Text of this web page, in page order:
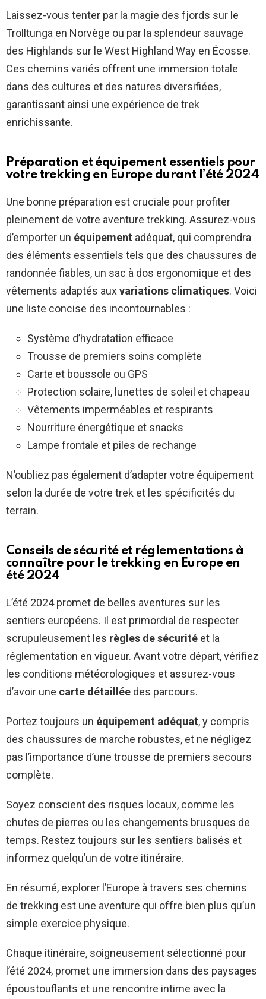
Laissez-vous tenter par la magie des fjords sur le
Trolltunga en Norvège ou par la splendeur sauvage
des Highlands sur le West Highland Way en Écosse.
Ces chemins variés offrent une immersion totale
dans des cultures et des natures diversifiées,
garantissant ainsi une expérience de trek
enrichissante.
Préparation et équipement essentiels pour
votre trekking en Europe durant l’été 2024
Une bonne préparation est cruciale pour profiter
pleinement de votre aventure trekking. Assurez-vous
d’emporter un équipement adéquat, qui comprendra
des éléments essentiels tels que des chaussures de
randonnée fiables, un sac à dos ergonomique et des
vêtements adaptés auxvariations climatiques. Voici
une liste concise des incontournables :
Système d’hydratation efficace
Trousse de premiers soins complète
Carte et boussole ou GPS
Protection solaire, lunettes de soleil et chapeau
Vêtements imperméables et respirants
Nourriture énergétique et snacks
Lampe frontale et piles de rechange
N’oubliez pas également d’adapter votre équipement
selon la durée de votre trek et les spécificités du
terrain.
Conseils de sécurité et réglementations à
connaître pour le trekking en Europe en
été 2024
L’été 2024 promet de belles aventures sur les
sentiers européens. Il est primordial de respecter
scrupuleusement les règles de sécurité et la
réglementation en vigueur. Avant votre départ, vérifiez
les conditions météorologiques et assurez-vous
d’avoir une carte détaillée des parcours.
Portez toujours un équipement adéquat, y compris
des chaussures de marche robustes, et ne négligez
pas l’importance d’une trousse de premiers secours
complète.
Soyez conscient des risques locaux, comme les
chutes de pierres ou les changements brusques de
temps. Restez toujours sur les sentiers balisés et
informez quelqu’un de votre itinéraire.
En résumé, explorer l’Europe à travers ses chemins
de trekking est une aventure qui offre bien plus qu’un
simple exercice physique.
Chaque itinéraire, soigneusement sélectionné pour
l’été 2024, promet une immersion dans des paysages
époustouflants et une rencontre intime avec la